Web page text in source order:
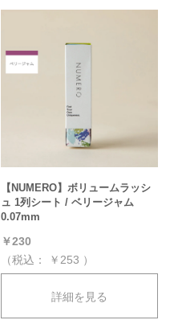
【NUMERO】ボリュームラッシ
ュ 1列シート / ベリージャム
0.07mm
￥230
（税込：
￥253 ）
詳細を見る